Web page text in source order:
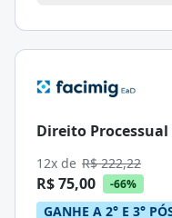
Direito Processual
12x de R$ 222,22
R$ 75,00 -66%
GANHE A 2° E 3°